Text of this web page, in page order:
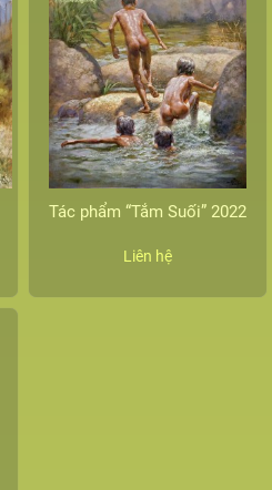
Tác phẩm “Tắm Suối” 2022
Liên hệ